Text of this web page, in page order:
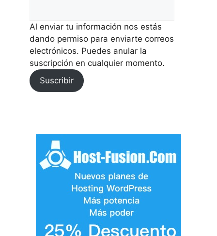
Al enviar tu información nos estás
dando permiso para enviarte correos
electrónicos. Puedes anular la
suscripción en cualquier momento.
Suscribir